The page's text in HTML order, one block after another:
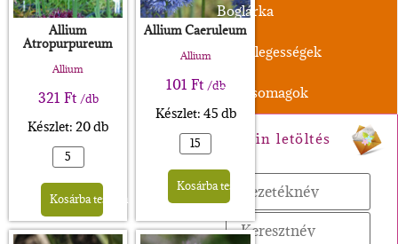
Boglárka
Különlegességek
XL-Csomagok
Magazin letöltés
Allium
Atropurpureum
Allium
321 Ft /db
Készlet: 20 db
Kosárba teszem
Alternative:
Allium Caeruleum
Allium
101 Ft /db
Készlet: 45 db
Kosárba teszem
Alternative: